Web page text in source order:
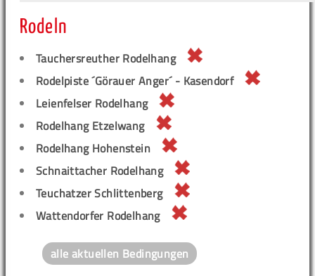
Rodeln
Tauchersreuther Rodelhang
Rodelpiste ´Görauer Anger´ - Kasendorf
Leienfelser Rodelhang
Rodelhang Etzelwang
Rodelhang Hohenstein
Schnaittacher Rodelhang
Teuchatzer Schlittenberg
Wattendorfer Rodelhang
alle aktuellen Bedingungen